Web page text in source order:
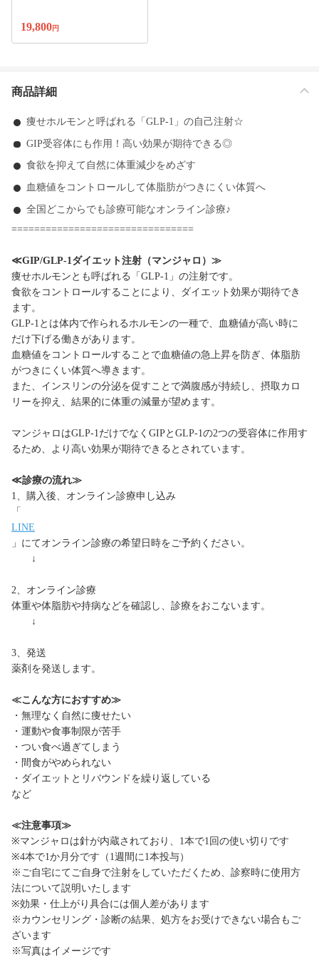
19,800円
商品詳細
痩せホルモンと呼ばれる「GLP-1」の自己注射☆
GIP受容体にも作用！高い効果が期待できる◎
食欲を抑えて自然に体重減少をめざす
血糖値をコントロールして体脂肪がつきにくい体質へ
全国どこからでも診療可能なオンライン診療♪
================================
≪GIP/GLP-1ダイエット注射（マンジャロ）≫
痩せホルモンとも呼ばれる「GLP-1」の注射です。
食欲をコントロールすることにより、ダイエット効果が期待でき
ます。
GLP-1とは体内で作られるホルモンの一種で、血糖値が高い時に
だけ下げる働きがあります。
血糖値をコントロールすることで血糖値の急上昇を防ぎ、体脂肪
がつきにくい体質へ導きます。
また、インスリンの分泌を促すことで満腹感が持続し、摂取カロ
リーを抑え、結果的に体重の減量が望めます。
マンジャロはGLP-1だけでなくGIPとGLP-1の2つの受容体に作用す
るため、より高い効果が期待できるとされています。
≪診療の流れ≫
1、購入後、オンライン診療申し込み
「
LINE
」にてオンライン診療の希望日時をご予約ください。
↓
2、オンライン診療
体重や体脂肪や持病などを確認し、診療をおこないます。
↓
3、発送
薬剤を発送します。
≪こんな方におすすめ≫
・無理なく自然に痩せたい
・運動や食事制限が苦手
・つい食べ過ぎてしまう
・間食がやめられない
・ダイエットとリバウンドを繰り返している
など
≪注意事項≫
※マンジャロは針が内蔵されており、1本で1回の使い切りです
※4本で1か月分です（1週間に1本投与）
※ご自宅にてご自身で注射をしていただくため、診察時に使用方
法について説明いたします
※効果・仕上がり具合には個人差があります
※カウンセリング・診断の結果、処方をお受けできない場合もご
ざいます
※写真はイメージです